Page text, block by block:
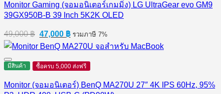
Monitor Gaming (จอมอนิเตอร์เกมมิ่ง) LG UltraGear evo GM9
39GX950B-B 39 Inch 5K2K OLED
49,000฿ Original
price
was:
49,000 ฿.
47,000 ฿Current
price
is:
47,000 ฿.
รวมภาษี 7%
มีสินค้า ซื้อครบ 5,000 ส่งฟรี
Monitor (จอมอนิเตอร์) BenQ MA270U 27″ 4K IPS 60Hz, 95%